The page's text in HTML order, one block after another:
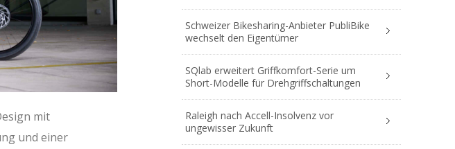
mit
und einer
Schweizer Bikesharing-Anbieter PubliBike
wechselt den Eigentümer
SQlab erweitert Griffkomfort-Serie um
Short-Modelle für Drehgriffschaltungen
Raleigh nach Accell-Insolvenz vor
ungewisser Zukunft